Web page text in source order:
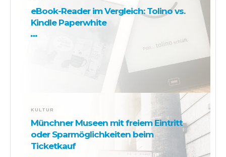
eBook-Reader im Vergleich: Tolino vs.
Kindle Paperwhite
KULTUR
Münchner Museen mit freiem Eintritt
oder Sparmöglichkeiten beim
Ticketkauf